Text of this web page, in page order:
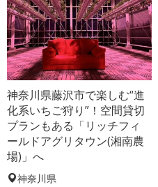
神奈川県藤沢市で楽しむ“進
化系いちご狩り”！空間貸切
プランもある「リッチフィ
ールドアグリタウン(湘南農
場)」へ
神奈川県